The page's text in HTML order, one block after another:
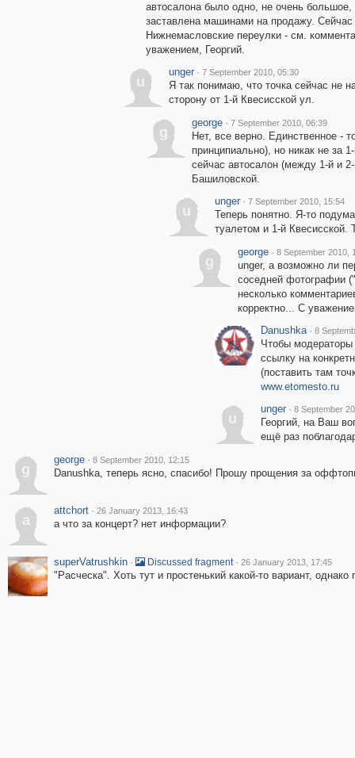
автосалона было одно, не очень
заставлена машинами на продажу.
Нижнемасловские переулки - см.
уважением, Георгий.
u
unger · 7 September 2010, 05:30
Я так понимаю, что точка сейчас не
сторону от 1-й Квесисской ул.
g
george · 7 September 2010, 06:39
Нет, все верно. Единственное -
принципиально), но никак не за
сейчас автосалон (между 1-й и
Башиловской.
u
unger · 7 September 2010, 15:54
Теперь понятно. Я-то
туалетом и 1-й Квесисской.
g
george · 8 September 2010,
unger, а возможно ли
соседней фотографии
несколько
корректно... С
Danushka · 8
Чтобы модераторы
ссылку на
(поставить там
www.etomesto.ru
u
unger · 8 September
Георгий, на Ваш
ещё раз
g
george · 8 September 2010, 12:15
Danushka, теперь ясно, спасибо! Прошу прощения за
a
attchort · 26 January 2013, 16:43
а что за концерт? нет информации?
superVatrushkin · Discussed fragment · 26 January 2013, 17:45
"Расческа". Хоть тут и простенький какой-то вариант,